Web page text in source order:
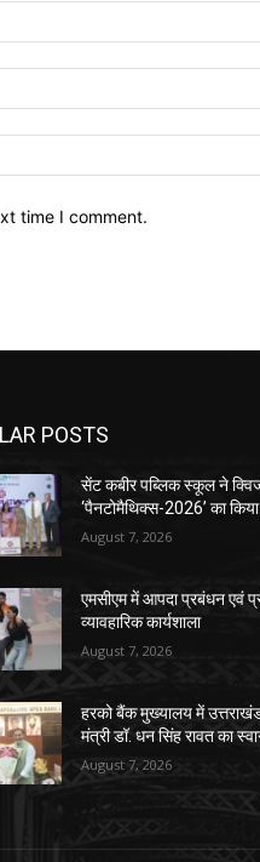
time I comment.
POSTS
सेंट कबीर पब्लिक स्कूल ने
‘पैनटोमैथिक्स-2026’ का
August 7, 2026
एमसीएम में आपदा प्रबंधन एवं
व्यावहारिक कार्यशाला
August 7, 2026
हरको बैंक मुख्यालय में
मंत्री डॉ. धन सिंह रावत का
August 7, 2026